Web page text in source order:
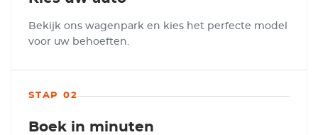
Bekijk ons wagenpark en kies het perfecte model
voor uw behoeften.
STAP 02
Boek in minuten